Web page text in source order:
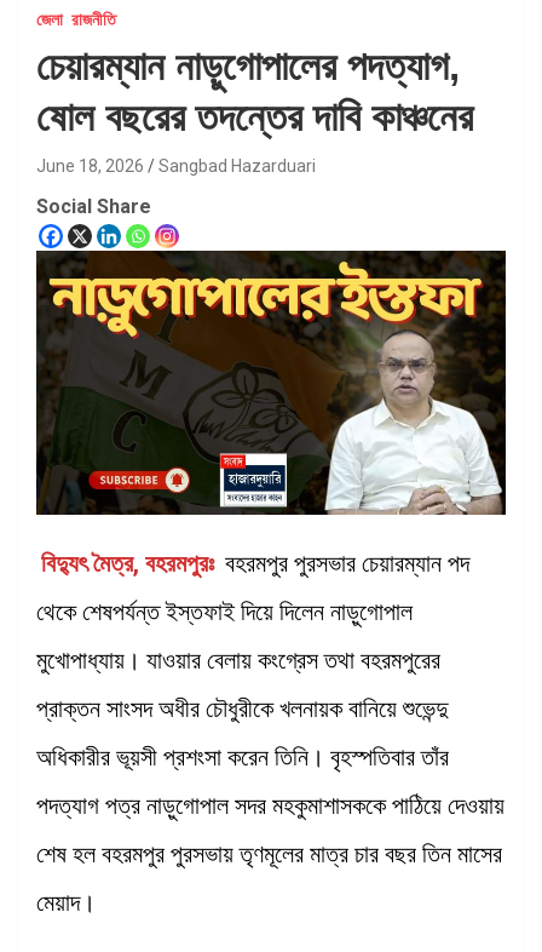
জেলা রাজনীতি
চেয়ারম্যান নাড়ুগোপালের পদত্যাগ,
ষোল বছরের তদন্তের দাবি কাঞ্চনের
June 18, 2026 Sangbad Hazarduari
Social Share
বিদ্যুৎ মৈত্র, বহরমপুরঃ বহরমপুর পুরসভার চেয়ারম্যান পদ
থেকে শেষপর্যন্ত ইস্তফাই দিয়ে দিলেন নাড়ুগোপাল
মুখোপাধ্যায়। যাওয়ার বেলায় কংগ্রেস তথা বহরমপুরের
প্রাক্তন সাংসদ অধীর চৌধুরীকে খলনায়ক বানিয়ে শুভেন্দু
অধিকারীর ভূয়সী প্রশংসা করেন তিনি। বৃহস্পতিবার তাঁর
পদত্যাগ পত্র নাড়ুগোপাল সদর মহকুমাশাসককে পাঠিয়ে দেওয়ায়
শেষ হল বহরমপুর পুরসভায় তৃণমূলের মাত্র চার বছর তিন মাসের
মেয়াদ।